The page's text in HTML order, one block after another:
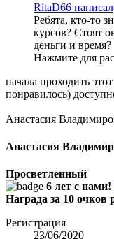
RitaD66
Ребята, кто-то
курсов? Стоят
деньги и время?
Нажмите для
начала проходить
понравилось)
Анастасия
Анастасия
Просветленный
6 лет с нами!
Награда за 10 очков
Регистрация
23/06/2020